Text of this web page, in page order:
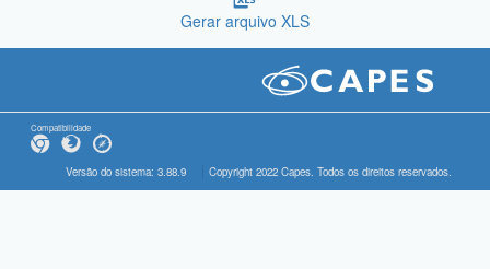
Gerar arquivo XLS
Compatibilidade
Versão do sistema: 3.88.9 Copyright 2022 Capes. Todos os direitos reservados.